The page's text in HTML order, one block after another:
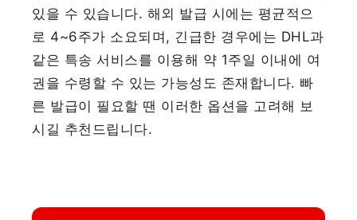
있을 수 있습니다. 해외 발급 시에는 평균적으
로 4~6주가 소요되며, 긴급한 경우에는 DHL과
같은 특송 서비스를 이용해 약 1주일 이내에 여
권을 수령할 수 있는 가능성도 존재합니다. 빠
른 발급이 필요할 땐 이러한 옵션을 고려해 보
시길 추천드립니다.